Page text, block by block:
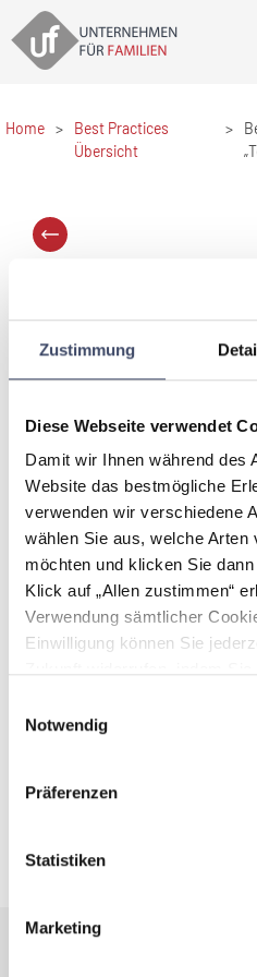
Zustimmung
Diese Webseite verwendet
Damit wir Ihnen während des
Website das bestmögliche
verwenden wir verschiedene
wählen Sie aus, welche
möchten und klicken Sie
Klick auf „Allen zustimmen“
Verwendung sämtlicher
Einwilligung können Sie
https://www.unternehmen-
Notwendig
Präferenzen
Statistiken
Marketing
Home >
Best Practices
Übersicht
>
Generali Versicherung AG
Die Generali Versicherung AG
Betriebsvereinbarung über die
Arbeit auch dezentral, also von
erbringen.